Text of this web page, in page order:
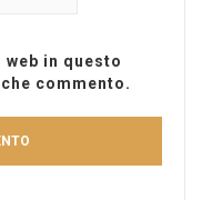
in questo
commento.